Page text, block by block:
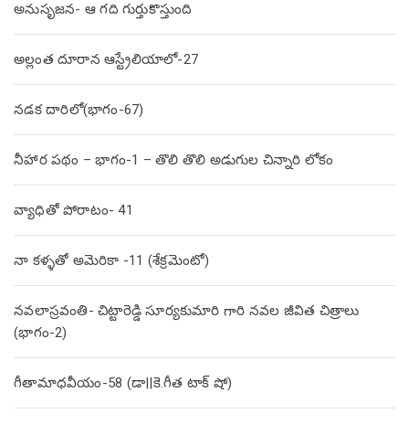
అనుసృజన- ఆ గది గుర్తుకొస్తుంది
అల్లంత దూరాన ఆస్ట్రేలియాలో-27
నడక దారిలో(భాగం-67)
నీహార పథం – భాగం-1 – తొలి తొలి అడుగుల చిన్నారి లోకం
వ్యాధితో పోరాటం- 41
నా కళ్ళతో అమెరికా -11 (శేక్రమెంటో)
నవలాస్రవంతి- చిట్టారెడ్డి సూర్యకుమారి గారి నవల జీవిత చిత్రాలు
(భాగం-2)
గీతామాధవీయం-58 (డా||కె.గీత టాక్ షో)